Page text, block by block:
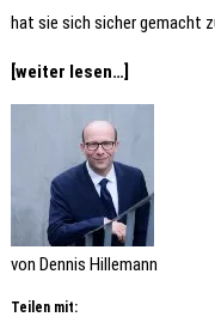
hat sie sich sicher gemacht
[weiter lesen…]
von Dennis Hillemann
Teilen mit: